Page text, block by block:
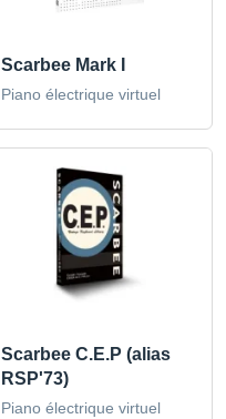
Scarbee Mark I
Piano électrique virtuel
Scarbee C.E.P (alias
RSP'73)
Piano électrique virtuel